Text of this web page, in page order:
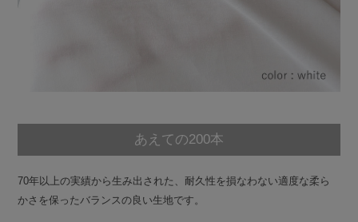
あえての200本
70年以上の実績から生み出された、耐久性を損なわない適度な柔ら
かさを保ったバランスの良い生地です。